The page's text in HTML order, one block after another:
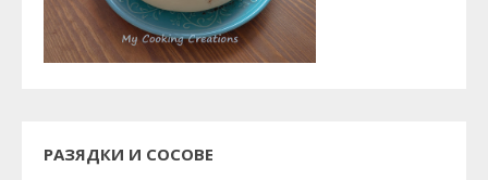
РАЗЯДКИ И СОСОВЕ